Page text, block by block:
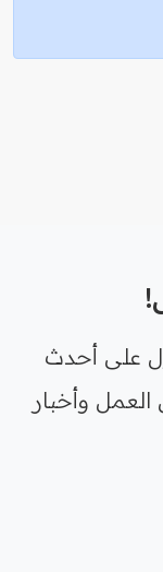
على أحدث
وأخبار